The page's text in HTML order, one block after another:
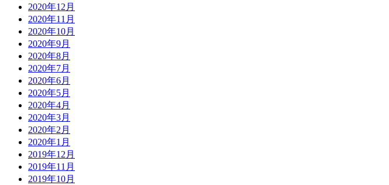
2020年12月
2020年11月
2020年10月
2020年9月
2020年8月
2020年7月
2020年6月
2020年5月
2020年4月
2020年3月
2020年2月
2020年1月
2019年12月
2019年11月
2019年10月